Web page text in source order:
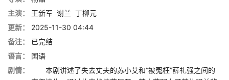
主演：
王新军 谢兰 丁柳元
更新：
2025-11-30 04:44
备注：
已完结
语言：
国语
剧情：
本剧讲述了失去丈夫的苏小艾和“被冤枉”薛礼强之间的